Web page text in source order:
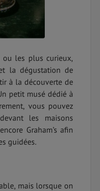
les plus curieux,
la dégustation de
à la découverte de
petit musé dédié à
vous pouvez
les maisons
Graham’s afin
guidées.
mais lorsque on